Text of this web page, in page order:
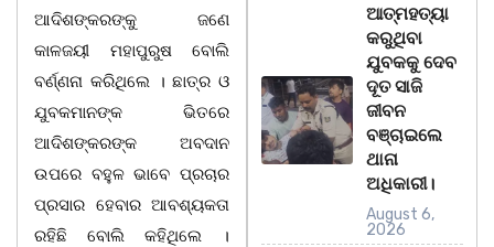
ଆଦିଶଙ୍କରଙ୍କୁ ଜଣେ
କାଳଜୟୀ ମହାପୁରୁଷ ବୋଲି
ବର୍ଣ୍ଣନା କରିଥିଲେ । ଛାତ୍ର ଓ
ଯୁବକମାନଙ୍କ ଭିତରେ
ଆଦିଶଙ୍କରଙ୍କ ଅବଦାନ
ଉପରେ ବହୁଳ ଭାବେ ପ୍ରଚାର
ପ୍ରସାର ହେବାର ଆବଶ୍ୟକତା
ରହିଛି ବୋଲି କହିଥିଲେ ।
ଆତ୍ମହତ୍ୟା
କରୁଥିବା
ଯୁବକକୁ ଦେବ
ଦୂତ ସାଜି
ଜୀବନ
ବଞ୍ଚାଇଲେ
ଥାନା
ଅଧିକାରୀ।
August 6,
2026